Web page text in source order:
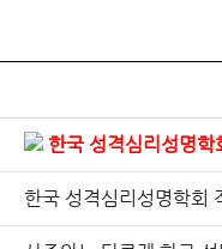
한국 성격심리성명
한국 성격심리성명학회